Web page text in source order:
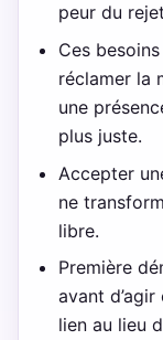
peur du
Ces
réclamer la
une
plus juste.
Accepter
ne
libre.
Première
avant
lien au lieu